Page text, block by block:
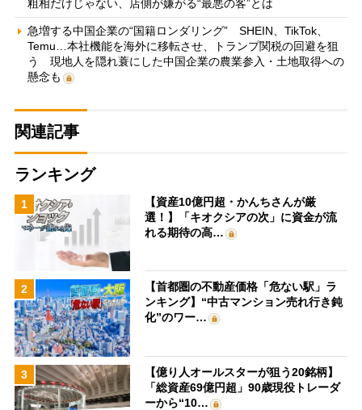
粗相だけじゃない、店側が嫌がる“最悪の客”とは
急増する中国企業の“国籍ロンダリング” SHEIN、TikTok、
Temu…本社機能を海外に移転させ、トランプ関税の回避を狙
う 現地人を隠れ蓑にした中国企業の農業参入・土地取得への
懸念も
関連記事
ランキング
1
【資産10億円超・かんちさんが厳
選！】「キオクシアの次」に資金が流
れる期待の高…
2
【首都圏の不動産価格「危ない駅」ラ
ンキング】“中古マンション売れ行き鈍
化”のワー…
3
【億り人オールスターが狙う20銘柄】
「総資産69億円超」90歳現役トレーダ
ーから“10…